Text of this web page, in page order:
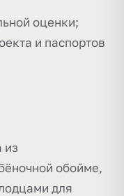
оценки;
и паспортов
из
обойме,
для